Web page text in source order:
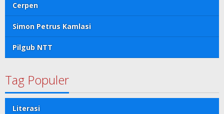
Cerpen
Simon Petrus Kamlasi
Pilgub NTT
Tag Populer
Literasi